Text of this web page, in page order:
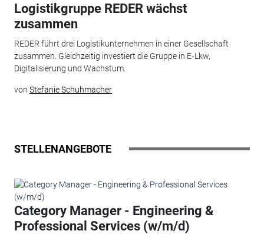
Logistikgruppe REDER wächst
zusammen
REDER führt drei Logistikunternehmen in einer Gesellschaft
zusammen. Gleichzeitig investiert die Gruppe in E‑Lkw,
Digitalisierung und Wachstum.
von Stefanie Schuhmacher
STELLENANGEBOTE
Category Manager - Engineering &
Professional Services (w/m/d)